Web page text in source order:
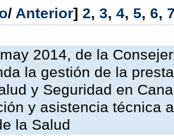
/ Anterior] 2, 3, 4, 5, 6,
2014, de la
la gestión de la
y Seguridad en
y asistencia técnica
la Salud